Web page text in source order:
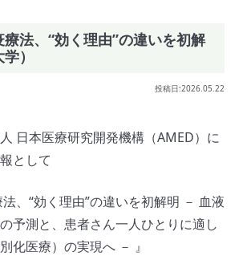
法、“効く理由”の違いを初解
）
投稿日:2026.05.22
日本医療研究開発機構（AMED）に
として
法、“効く理由”の違いを初解明 － 血液
予測と、患者さん一人ひとりに適し
化医療）の実現へ － 』